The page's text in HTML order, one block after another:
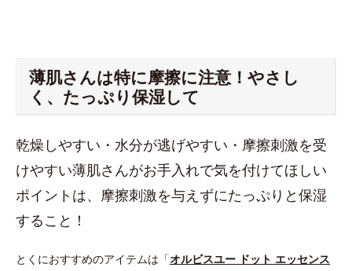
薄肌さんは特に摩擦に注意！やさし
く、たっぷり保湿して
乾燥しやすい・水分が逃げやすい・摩擦刺激を受
けやすい薄肌さんがお手入れで気を付けてほしい
ポイントは、摩擦刺激を与えずにたっぷりと保湿
すること！
とくにおすすめのアイテムは「オルビスユー ドット エッセンス